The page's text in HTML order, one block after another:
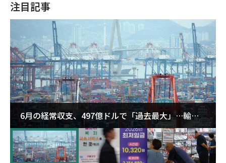
注目記事
6月の経常収支、497億ドルで「過去最大」…輸出
が初の1000億ドル突破